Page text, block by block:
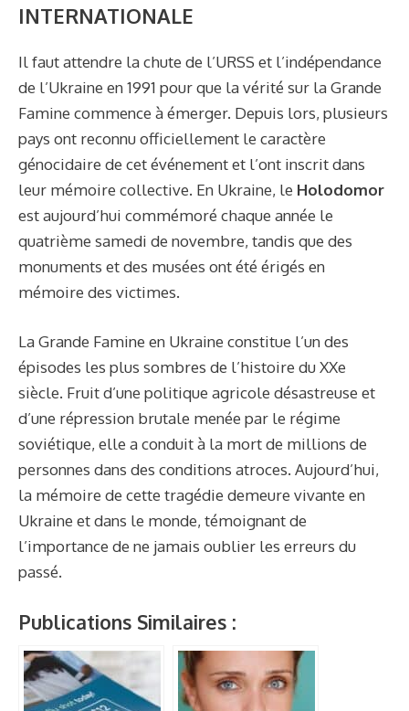
INTERNATIONALE
Il faut attendre la chute de l’URSS et l’indépendance
de l’Ukraine en 1991 pour que la vérité sur la Grande
Famine commence à émerger. Depuis lors, plusieurs
pays ont reconnu officiellement le caractère
génocidaire de cet événement et l’ont inscrit dans
leur mémoire collective. En Ukraine, le Holodomor
est aujourd’hui commémoré chaque année le
quatrième samedi de novembre, tandis que des
monuments et des musées ont été érigés en
mémoire des victimes.
La Grande Famine en Ukraine constitue l’un des
épisodes les plus sombres de l’histoire du XXe
siècle. Fruit d’une politique agricole désastreuse et
d’une répression brutale menée par le régime
soviétique, elle a conduit à la mort de millions de
personnes dans des conditions atroces. Aujourd’hui,
la mémoire de cette tragédie demeure vivante en
Ukraine et dans le monde, témoignant de
l’importance de ne jamais oublier les erreurs du
passé.
Publications Similaires :